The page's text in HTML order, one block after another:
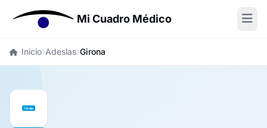
Mi Cuadro Médico
Inicio Adeslas Girona